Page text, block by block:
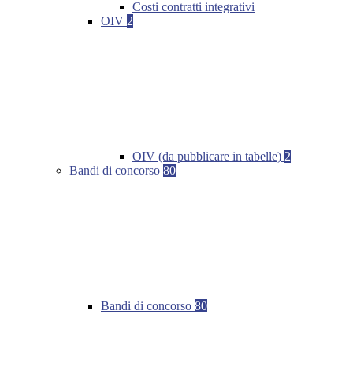
Costi contratti integrativi
OIV 2
OIV (da pubblicare in tabelle) 2
Bandi di concorso 80
Bandi di concorso 80